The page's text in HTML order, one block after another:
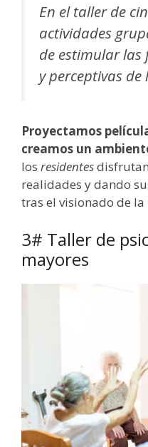
En el taller de
actividades
de estimular las
y perceptivas de
Proyectamos
creamos un
los residentes
realidades y dando
tras el visionado de
3# Taller de
mayores